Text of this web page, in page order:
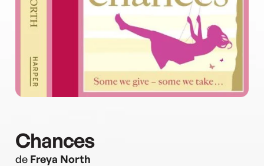
Chances
de Freya North